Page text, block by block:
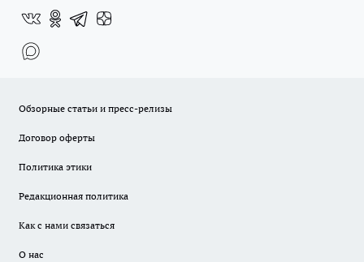
Обзорные статьи и пресс-релизы
Договор оферты
Политика этики
Редакционная политика
Как с нами связаться
О нас